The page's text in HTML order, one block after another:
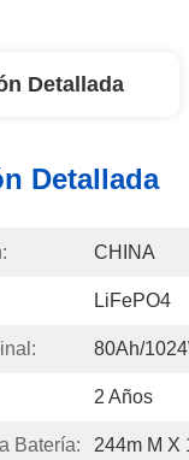
Detallada
Detallada
CHINA
LiFePO4
80Ah/
2 Años
Batería: 244m M X